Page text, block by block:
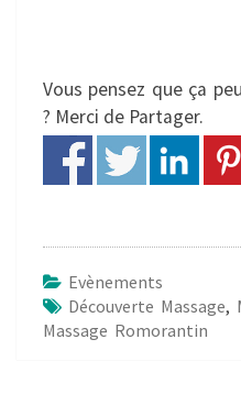
Vous pensez que ça
? Merci de Partager.
Evènements
Découverte Massage,
Massage Romorantin